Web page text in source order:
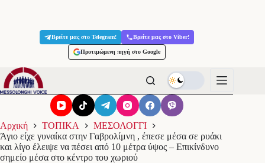
Βρείτε μας στο Telegram! Βρείτε μας στο Viber!
Προτιμώμενη πηγή στο Google
Αρχική ΤΟΠΙΚΑ
ΜΕΣΟΛΟΓΓΙ
Άγιο είχε γυναίκα στην Γαβρολίμνη , έπεσε μέσα σε ρυάκι
και λίγο έλειψε να πέσει από 10 μέτρα ύψος – Επικίνδυνο
σημείο μέσα στο κέντρο του χωριού